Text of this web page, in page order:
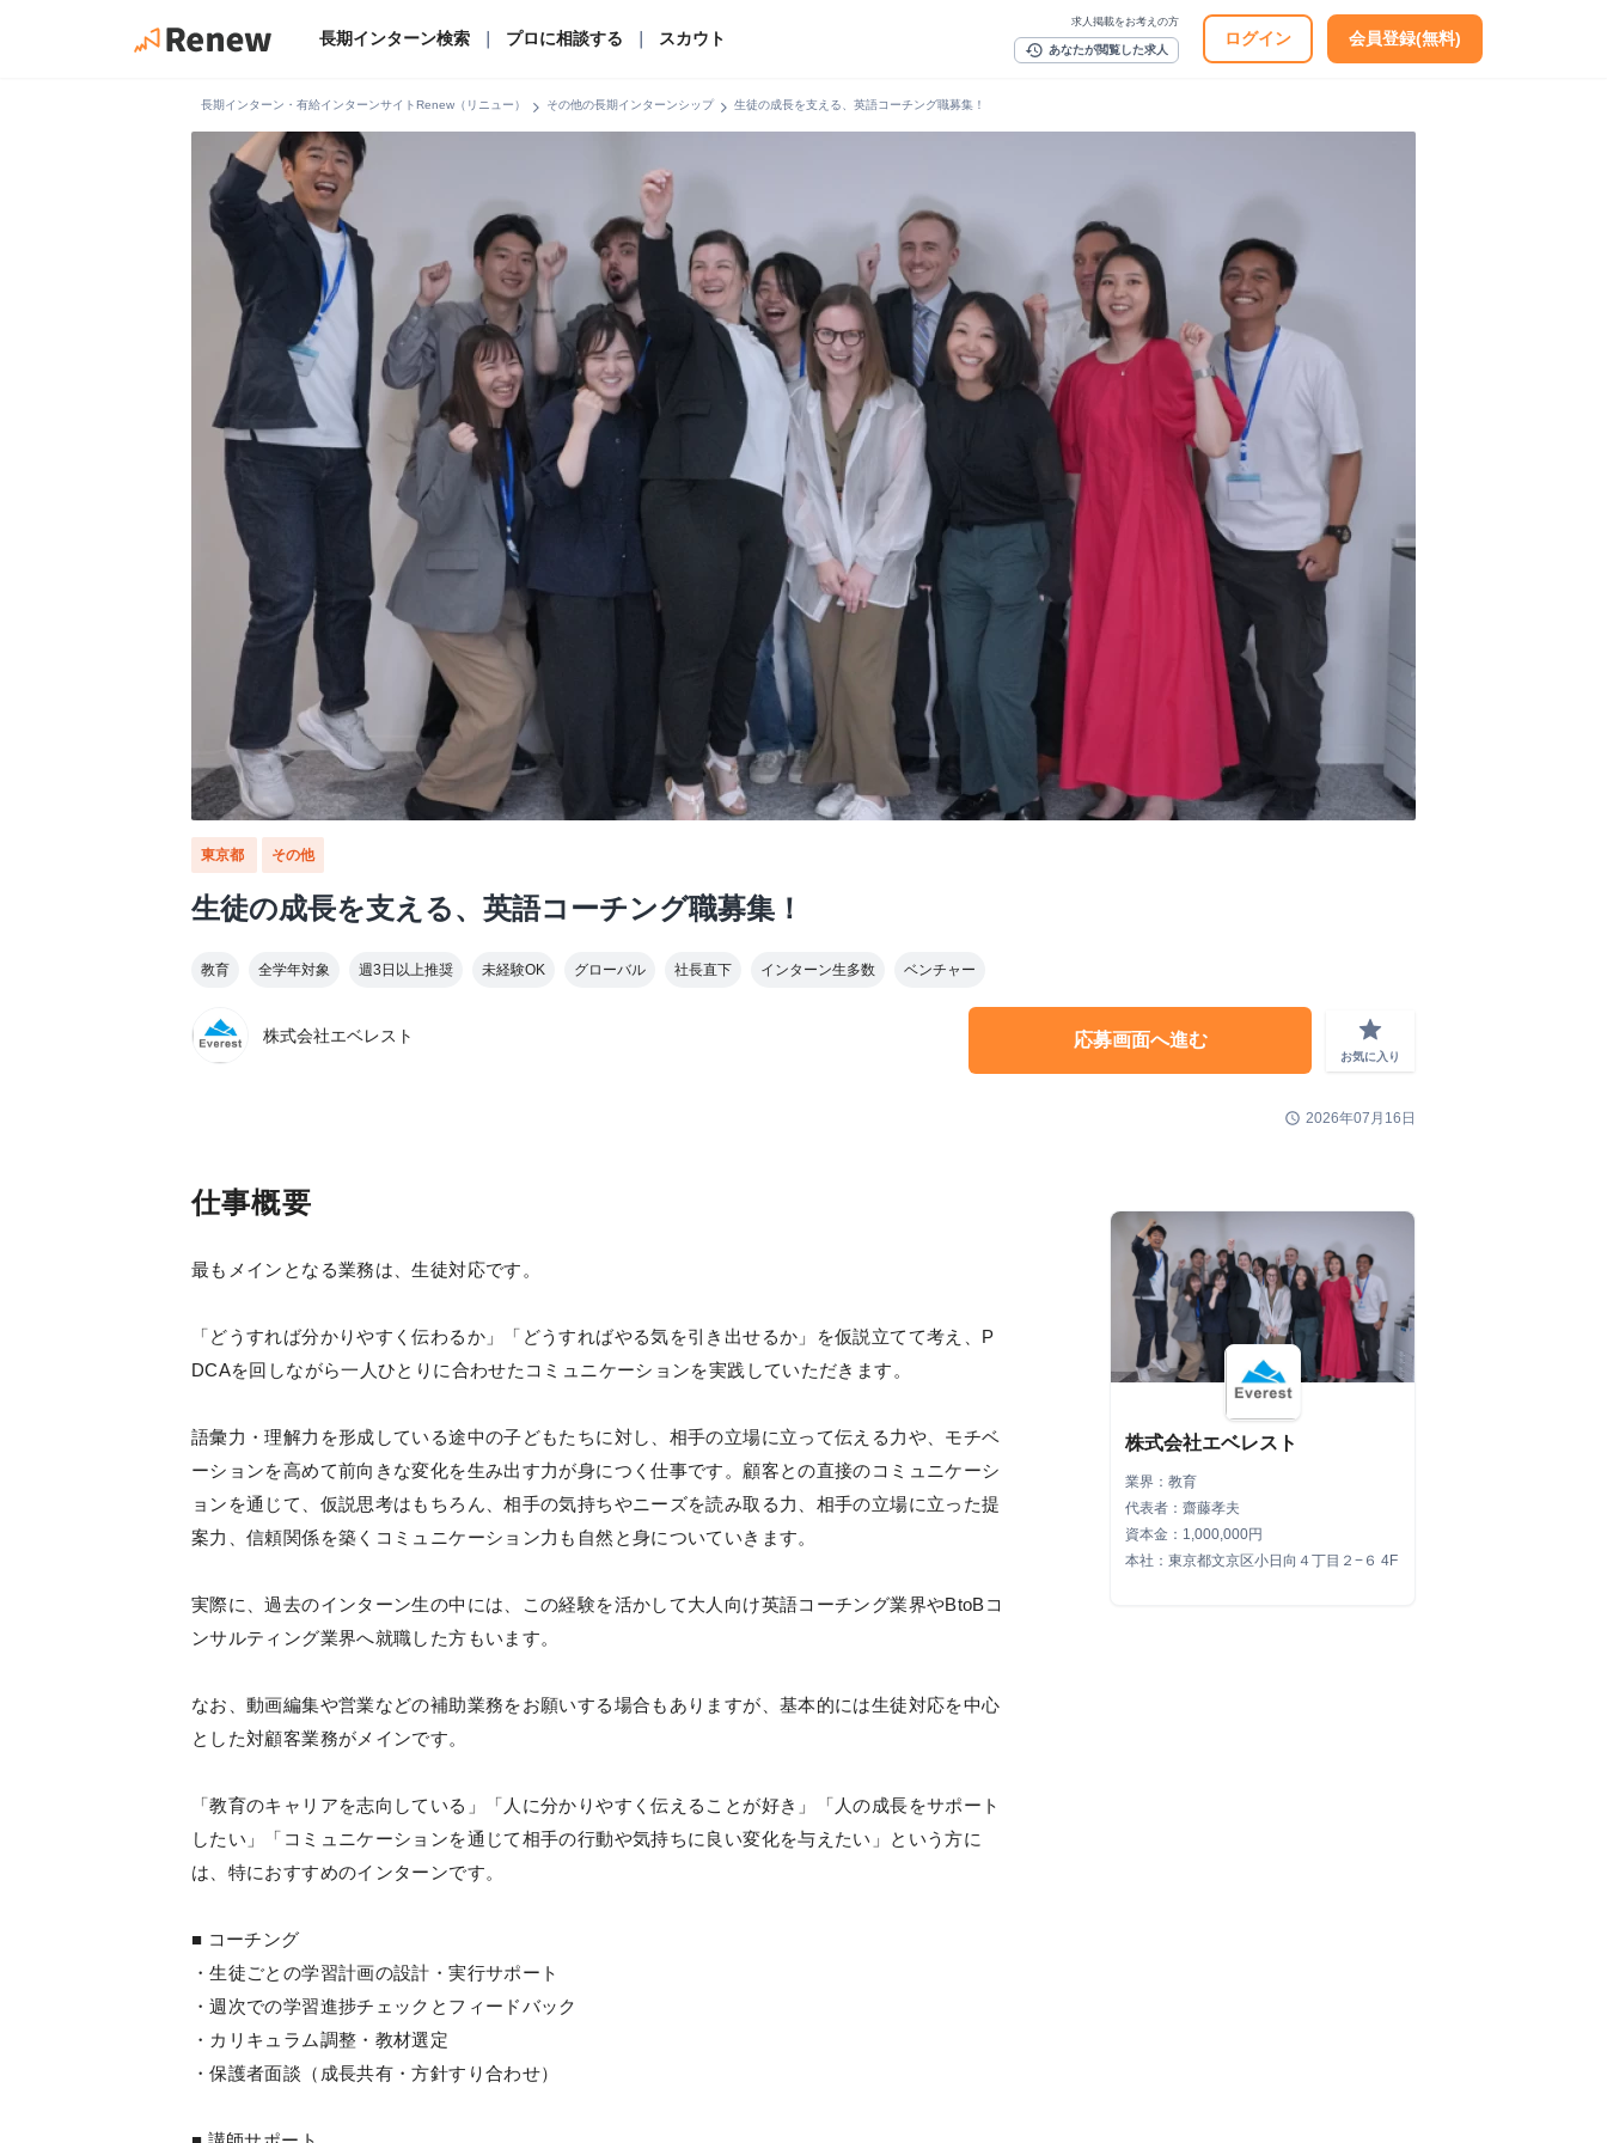
長期インターン検索 プロに相談する スカウト
求人掲載をお考えの方
history あなたが閲覧した求人
ログイン 会員登録(無料)
長期インターン・有給インターンサイトRenew（リニュー） chevron_right その他の長期インターンシップchevron_right 生徒の成長を支える、英語コーチング職募集！
東京都 その他
生徒の成長を支える、英語コーチング職募集！
教育 全学年対象 週3日以上推奨 未経験OK グローバル 社長直下 インターン生多数 ベンチャー
株式会社エベレスト 応募画面へ進む grade
お気に入り
schedule 2026年07月16日
仕事概要
最もメインとなる業務は、生徒対応です。
「どうすれば分かりやすく伝わるか」「どうすればやる気を引き出せるか」を仮説立てて考え、P
DCAを回しながら一人ひとりに合わせたコミュニケーションを実践していただきます。
語彙力・理解力を形成している途中の子どもたちに対し、相手の立場に立って伝える力や、モチベ
ーションを高めて前向きな変化を生み出す力が身につく仕事です。顧客との直接のコミュニケーシ
ョンを通じて、仮説思考はもちろん、相手の気持ちやニーズを読み取る力、相手の立場に立った提
案力、信頼関係を築くコミュニケーション力も自然と身についていきます。
実際に、過去のインターン生の中には、この経験を活かして大人向け英語コーチング業界やBtoBコ
ンサルティング業界へ就職した方もいます。
なお、動画編集や営業などの補助業務をお願いする場合もありますが、基本的には生徒対応を中心
とした対顧客業務がメインです。
「教育のキャリアを志向している」「人に分かりやすく伝えることが好き」「人の成長をサポート
したい」「コミュニケーションを通じて相手の行動や気持ちに良い変化を与えたい」という方に
は、特におすすめのインターンです。
■ コーチング
・生徒ごとの学習計画の設計・実行サポート
・週次での学習進捗チェックとフィードバック
・カリキュラム調整・教材選定
・保護者面談（成長共有・方針すり合わせ）
株式会社エベレスト
業界：教育
代表者：齋藤孝夫
資本金：1,000,000円
本社：東京都文京区小日向４丁目２−６ 4F